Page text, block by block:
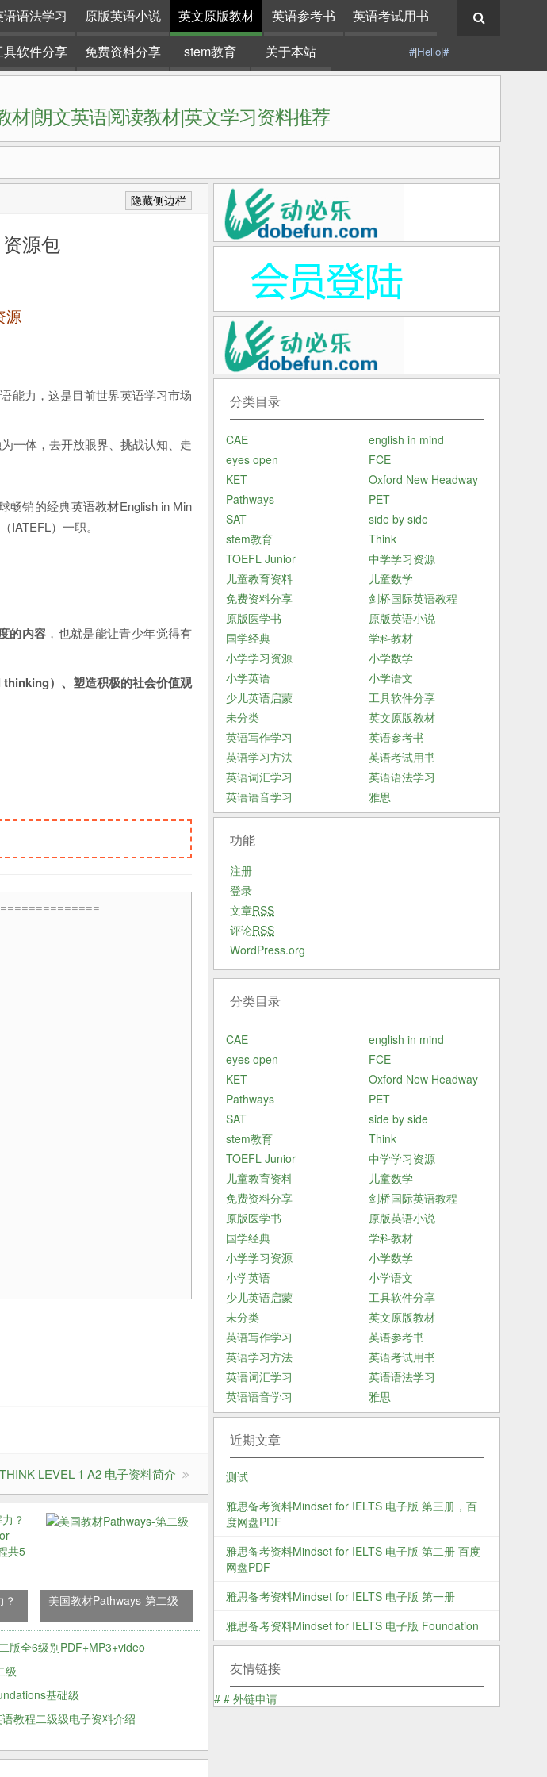
语语法学习 原版英语小说 英文原版教材 英语参考书
英语考试用书
具软件分享 免费资料分享 stem教育 关于本站 #|Hello|#
材|朗文英语阅读教材|英文学习资料推荐
隐藏侧边栏
源包
源
能力，这是目前世界英语学习市场
一体，去开放眼界、挑战认知、走
畅销的经典英语教材English in Min
）一职。
的内容 ，也就是能让青少年觉得有
thinking） 、塑造积极的社会价值观
LEVEL 1 A2 电子资料简介
美国教材Pathways-第二级
版全6级别PDF+MP3+video
级
基础级
教程二级级电子资料介绍
分类目录
CAE
english in mind
eyes open
FCE
KET
Oxford New Headway
Pathways
PET
SAT
side by side
stem教育
Think
TOEFL Junior
中学学习资源
儿童教育资料
儿童数学
免费资料分享
剑桥国际英语教程
原版医学书
原版英语小说
国学经典
学科教材
小学学习资源
小学数学
小学英语
小学语文
少儿英语启蒙
工具软件分享
未分类
英文原版教材
英语写作学习
英语参考书
英语学习方法
英语考试用书
英语词汇学习
英语语法学习
英语语音学习
雅思
功能
注册
登录
文章RSS
评论RSS
WordPress.org
分类目录
CAE
english in mind
eyes open
FCE
KET
Oxford New Headway
Pathways
PET
SAT
side by side
stem教育
Think
TOEFL Junior
中学学习资源
儿童教育资料
儿童数学
免费资料分享
剑桥国际英语教程
原版医学书
原版英语小说
国学经典
学科教材
小学学习资源
小学数学
小学英语
小学语文
少儿英语启蒙
工具软件分享
未分类
英文原版教材
英语写作学习
英语参考书
英语学习方法
英语考试用书
英语词汇学习
英语语法学习
英语语音学习
雅思
近期文章
测试
雅思备考资料Mindset for IELTS 电子版 第三册，百
度网盘PDF
雅思备考资料Mindset for IELTS 电子版 第二册 百度
网盘PDF
雅思备考资料Mindset for IELTS 电子版 第一册
雅思备考资料Mindset for IELTS 电子版 Foundation
友情链接
# # 外链申请